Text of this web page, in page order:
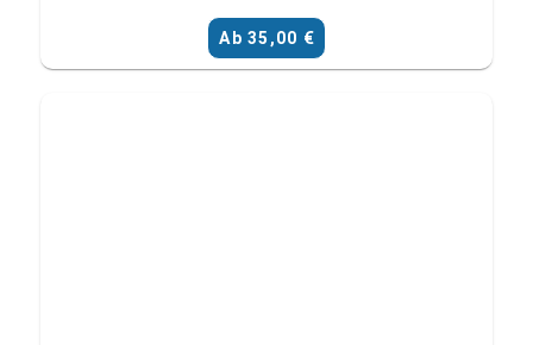
Ab 35,00 €